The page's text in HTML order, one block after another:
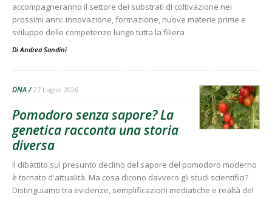
accompagneranno il settore dei substrati di coltivazione nei
prossimi anni: innovazione, formazione, nuove materie prime e
sviluppo delle competenze lungo tutta la filiera
Di Andrea Sandini -
DNA 27 Luglio 2026
Pomodoro senza sapore? La
genetica racconta una storia
diversa
Il dibattito sul presunto declino del sapore del pomodoro moderno
è tornato d'attualità. Ma cosa dicono davvero gli studi scientifici?
Distinguiamo tra evidenze, semplificazioni mediatiche e realtà del